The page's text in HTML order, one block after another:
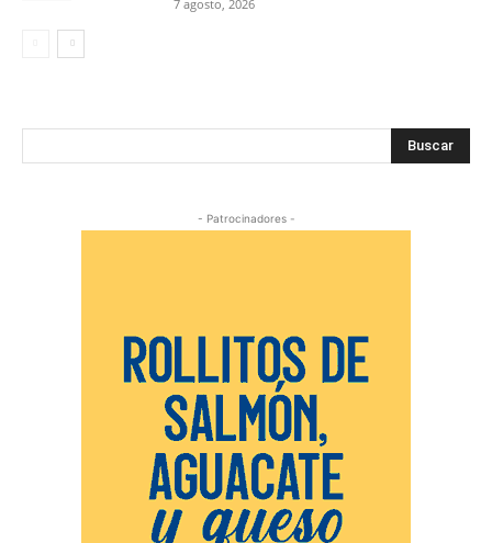
7 agosto, 2026
Buscar
- Patrocinadores -